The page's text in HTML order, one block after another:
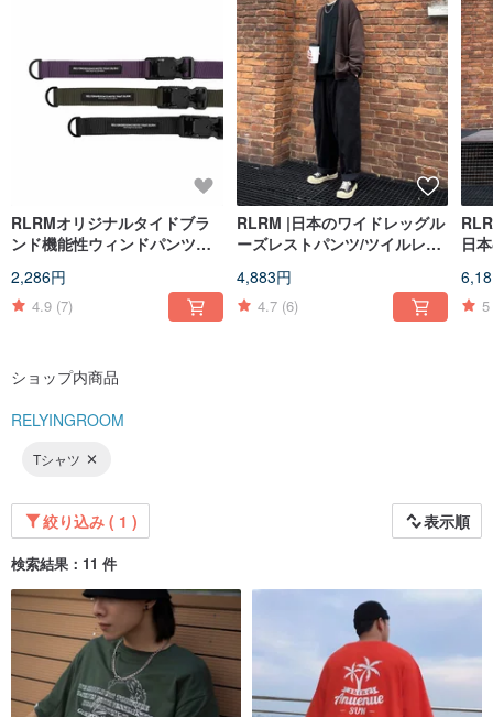
RLRMオリジナルタイドブラ
ンド機能性ウィンドパンツベ
クイックリリースマグネット
バックルナイロンベルトオー
ルマッチツーリングアクセサ
2,286円
4.9 (7)
RLRM |日本のワイドレッグル
ーズレストパンツ/ツイルレト
ツ/オールマッチエアパンツ
4,883円
4.7 (6)
日
ー
5
ショップ内商品
RELYINGROOM
Tシャツ
絞り込み ( 1 ) 表示順
検索結果：11 件